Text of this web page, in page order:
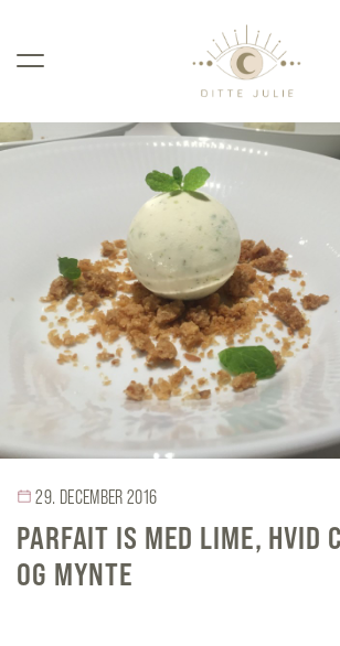
29. DECEMBER 2016
PARFAIT IS MED LIME, HVID
OG MYNTE